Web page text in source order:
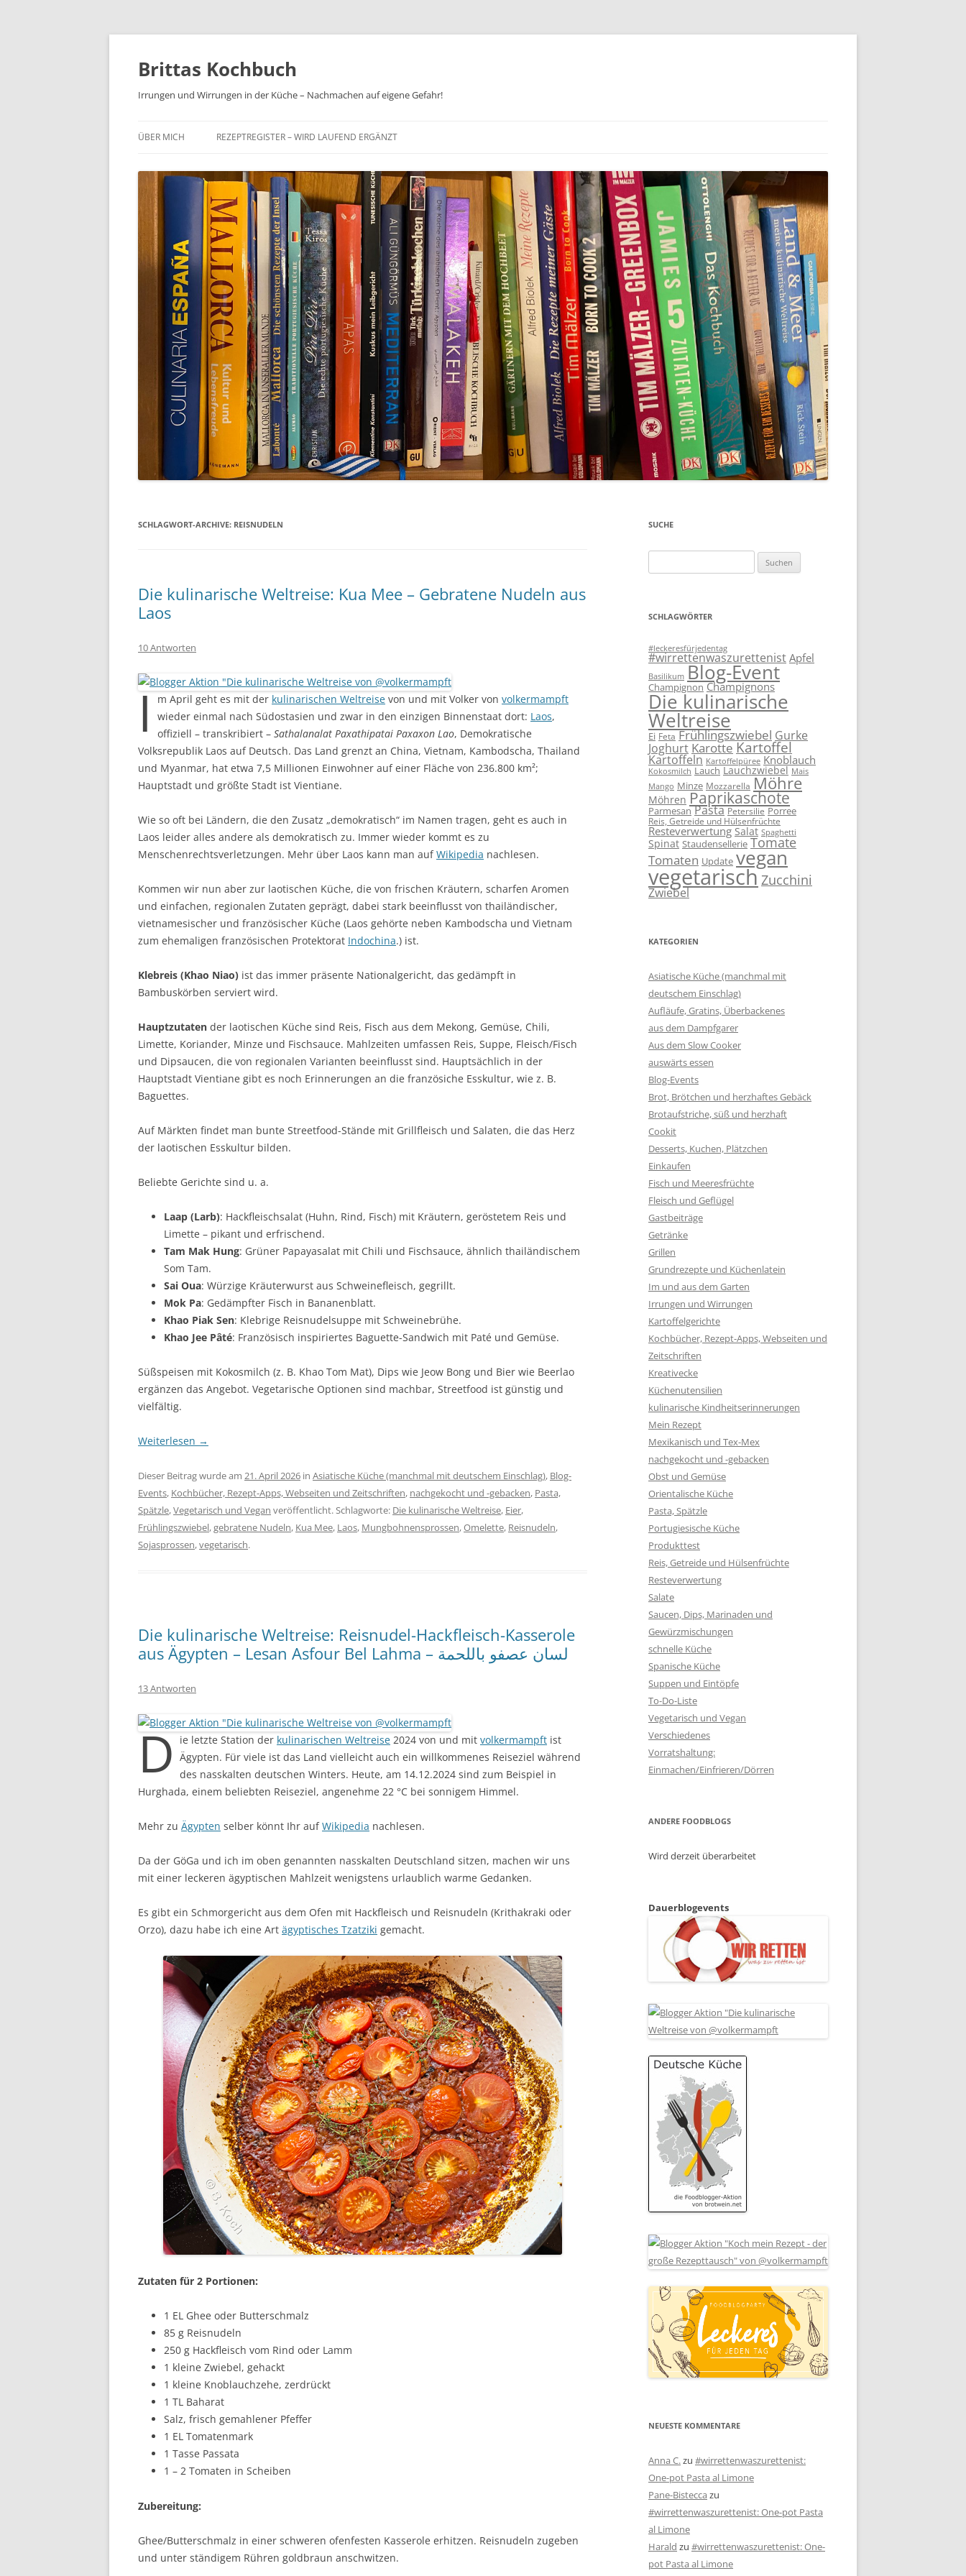
Brittas Kochbuch
Irrungen und Wirrungen in der Küche – Nachmachen auf eigene Gefahr!
ÜBER MICH REZEPTREGISTER – WIRD LAUFEND ERGÄNZT
SCHLAGWORT-ARCHIVE: REISNUDELN
Die kulinarische Weltreise: Kua Mee – Gebratene Nudeln aus
Laos
10 Antworten
I m April geht es mit der kulinarischen Weltreise von und mit Volker von volkermampft
wieder einmal nach Südostasien und zwar in den einzigen Binnenstaat dort: Laos,
offiziell – transkribiert – Sathalanalat Paxathipatai Paxaxon Lao, Demokratische
Volksrepublik Laos auf Deutsch. Das Land grenzt an China, Vietnam, Kambodscha, Thailand
und Myanmar, hat etwa 7,5 Millionen Einwohner auf einer Fläche von 236.800 km²;
Hauptstadt und größte Stadt ist Vientiane.
Wie so oft bei Ländern, die den Zusatz „demokratisch“ im Namen tragen, geht es auch in
Laos leider alles andere als demokratisch zu. Immer wieder kommt es zu
Menschenrechtsverletzungen. Mehr über Laos kann man aufWikipedia nachlesen.
Kommen wir nun aber zur laotischen Küche, die von frischen Kräutern, scharfen Aromen
und einfachen, regionalen Zutaten geprägt, dabei stark beeinflusst von thailändischer,
vietnamesischer und französischer Küche (Laos gehörte neben Kambodscha und Vietnam
zum ehemaligen französischen Protektorat Indochina.) ist.
Klebreis (Khao Niao) ist das immer präsente Nationalgericht, das gedämpft in
Bambuskörben serviert wird.
Hauptzutaten der laotischen Küche sind Reis, Fisch aus dem Mekong, Gemüse, Chili,
Limette, Koriander, Minze und Fischsauce. Mahlzeiten umfassen Reis, Suppe, Fleisch/Fisch
und Dipsaucen, die von regionalen Varianten beeinflusst sind. Hauptsächlich in der
Hauptstadt Vientiane gibt es noch Erinnerungen an die französiche Esskultur, wie z. B.
Baguettes.
Auf Märkten findet man bunte Streetfood-Stände mit Grillfleisch und Salaten, die das Herz
der laotischen Esskultur bilden.
Beliebte Gerichte sind u. a.
Laap (Larb): Hackfleischsalat (Huhn, Rind, Fisch) mit Kräutern, geröstetem Reis und
Limette – pikant und erfrischend.
Tam Mak Hung: Grüner Papayasalat mit Chili und Fischsauce, ähnlich thailändischem
Som Tam.
Sai Oua: Würzige Kräuterwurst aus Schweinefleisch, gegrillt.
Mok Pa: Gedämpfter Fisch in Bananenblatt.
Khao Piak Sen: Klebrige Reisnudelsuppe mit Schweinebrühe.
Khao Jee Pâté: Französisch inspiriertes Baguette-Sandwich mit Paté und Gemüse.
Süßspeisen mit Kokosmilch (z. B. Khao Tom Mat), Dips wie Jeow Bong und Bier wie Beerlao
ergänzen das Angebot. Vegetarische Optionen sind machbar, Streetfood ist günstig und
vielfältig.
Weiterlesen →
Dieser Beitrag wurde am 21. April 2026 in Asiatische Küche (manchmal mit deutschem Einschlag), Blog-
Events, Kochbücher, Rezept-Apps, Webseiten und Zeitschriften, nachgekocht und -gebacken, Pasta,
Spätzle,Vegetarisch und Vegan veröffentlicht. Schlagworte: Die kulinarische Weltreise, Eier,
Frühlingszwiebel,gebratene Nudeln, Kua Mee, Laos, Mungbohnensprossen,Omelette, Reisnudeln,
Sojasprossen,vegetarisch.
Die kulinarische Weltreise: Reisnudel-Hackfleisch-Kasserole
aus Ägypten – Lesan Asfour Bel Lahma – لسان عصفو باللحمة
13 Antworten
D ie letzte Station der kulinarischen Weltreise 2024 von und mit volkermampft ist
Ägypten. Für viele ist das Land vielleicht auch ein willkommenes Reiseziel während
des nasskalten deutschen Winters. Heute, am 14.12.2024 sind zum Beispiel in
Hurghada, einem beliebten Reiseziel, angenehme 22 °C bei sonnigem Himmel.
Mehr zu Ägypten selber könnt Ihr aufWikipedia nachlesen.
Da der GöGa und ich im oben genannten nasskalten Deutschland sitzen, machen wir uns
mit einer leckeren ägyptischen Mahlzeit wenigstens urlaublich warme Gedanken.
Es gibt ein Schmorgericht aus dem Ofen mit Hackfleisch und Reisnudeln (Krithakraki oder
Orzo), dazu habe ich eine Art ägyptisches Tzatziki gemacht.
Zutaten für 2 Portionen:
1 EL Ghee oder Butterschmalz
85 g Reisnudeln
250 g Hackfleisch vom Rind oder Lamm
1 kleine Zwiebel, gehackt
1 kleine Knoblauchzehe, zerdrückt
1 TL Baharat
Salz, frisch gemahlener Pfeffer
1 EL Tomatenmark
1 Tasse Passata
1 – 2 Tomaten in Scheiben
Zubereitung:
Ghee/Butterschmalz in einer schweren ofenfesten Kasserole erhitzen. Reisnudeln zugeben
und unter ständigem Rühren goldbraun anschwitzen.
SUCHE
nach:
SCHLAGWÖRTER
#leckeresfürjedentag
#wirrettenwaszurettenist Apfel
Basilikum Blog-Event
Champignon Champignons
Die kulinarische
Weltreise
Ei Feta Frühlingszwiebel Gurke
Joghurt Karotte Kartoffel
Kartoffeln Kartoffelpüree Knoblauch
Kokosmilch Lauch Lauchzwiebel Mais
Mango Minze Mozzarella Möhre
Möhren Paprikaschote
Parmesan Pasta Petersilie Porree
Reis, Getreide und Hülsenfrüchte
Resteverwertung Salat Spaghetti
Spinat Staudensellerie Tomate
Tomaten Update vegan
vegetarischZucchini
Zwiebel
KATEGORIEN
Asiatische Küche (manchmal mit
deutschem Einschlag)
Aufläufe, Gratins, Überbackenes
aus dem Dampfgarer
Aus dem Slow Cooker
auswärts essen
Blog-Events
Brot, Brötchen und herzhaftes Gebäck
Brotaufstriche, süß und herzhaft
Cookit
Desserts, Kuchen, Plätzchen
Einkaufen
Fisch und Meeresfrüchte
Fleisch und Geflügel
Gastbeiträge
Getränke
Grillen
Grundrezepte und Küchenlatein
Im und aus dem Garten
Irrungen und Wirrungen
Kartoffelgerichte
Kochbücher, Rezept-Apps, Webseiten und
Zeitschriften
Kreativecke
Küchenutensilien
kulinarische Kindheitserinnerungen
Mein Rezept
Mexikanisch und Tex-Mex
nachgekocht und -gebacken
Obst und Gemüse
Orientalische Küche
Pasta, Spätzle
Portugiesische Küche
Produkttest
Reis, Getreide und Hülsenfrüchte
Resteverwertung
Salate
Saucen, Dips, Marinaden und
Gewürzmischungen
schnelle Küche
Spanische Küche
Suppen und Eintöpfe
To-Do-Liste
Vegetarisch und Vegan
Verschiedenes
Vorratshaltung:
Einmachen/Einfrieren/Dörren
ANDERE FOODBLOGS
Wird derzeit überarbeitet
Dauerblogevents
NEUESTE KOMMENTARE
Anna C.zu #wirrettenwaszurettenist:
One-pot Pasta al Limone
Pane-Bistecca zu
#wirrettenwaszurettenist: One-pot Pasta
al Limone
Harald zu #wirrettenwaszurettenist: One-
pot Pasta al Limone